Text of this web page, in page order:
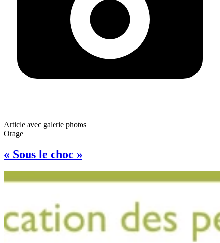
Article avec galerie photos
Orage
« Sous le choc »